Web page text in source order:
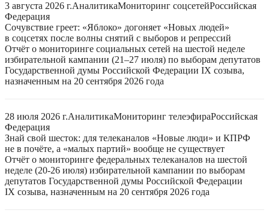
3 августа 2026 г.АналитикаМониторинг соцсетейРоссийская
Федерация
Сочувствие греет: «Яблоко» догоняет «Новых людей»
в соцсетях после волны снятий с выборов и репрессий
Отчёт о мониторинге социальных сетей на шестой неделе
избирательной кампании (21–27 июля) по выборам депутатов
Государственной думы Российской Федерации IX созыва,
назначенным на 20 сентября 2026 года
28 июля 2026 г.АналитикаМониторинг телеэфираРоссийская
Федерация
Знай свой шесток: для телеканалов «Новые люди» и КПРФ
не в почёте, а «малых партий» вообще не существует
Отчёт о мониторинге федеральных телеканалов на шестой
неделе (20-26 июля) избирательной кампании по выборам
депутатов Государственной думы Российской Федерации
IX созыва, назначенным на 20 сентября 2026 года